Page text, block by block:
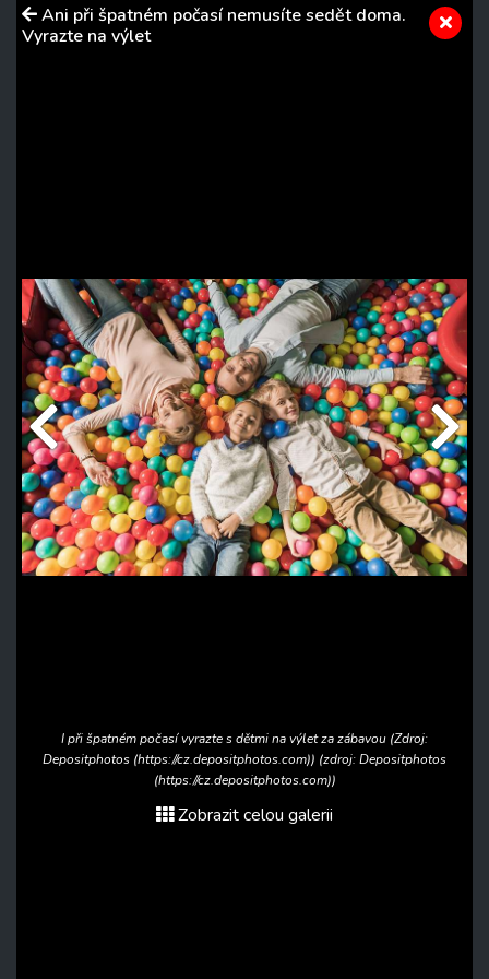
Ani při špatném počasí nemusíte sedět doma.
Vyrazte na výlet
I při špatném počasí vyrazte s dětmi na výlet za zábavou (Zdroj:
Depositphotos (https://cz.depositphotos.com)) (zdroj: Depositphotos
(https://cz.depositphotos.com))
Zobrazit celou galerii